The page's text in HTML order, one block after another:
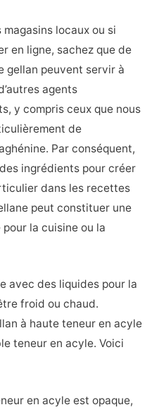
locaux ou si
en ligne, sachez que de
gellan peuvent servir à
agents
y compris ceux que nous
de
Par conséquent,
ingrédients pour créer
dans les recettes
peut constituer une
la cuisine ou la
avec des liquides pour la
froid ou chaud.
à haute teneur en acyle
teneur en acyle. Voici
en acyle est opaque,